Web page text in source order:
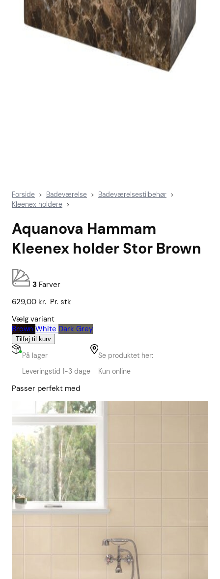
Forside > Badeværelse > Badeværelsestilbehør >
Kleenex holdere >
Aquanova Hammam
Kleenex holder Stor Brown
3 Farver
629,00 kr. Pr. stk
Vælg variant
Brown White Dark Grey
Tilføj til kurv
På lager
Leveringstid 1-3 dage
Se produktet her:
Kun online
Passer perfekt med